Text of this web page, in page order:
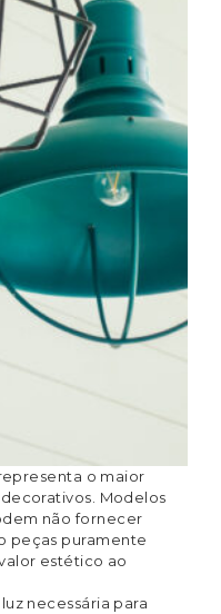
o maior
Modelos
não fornecer
peças puramente
estético ao
necessária para